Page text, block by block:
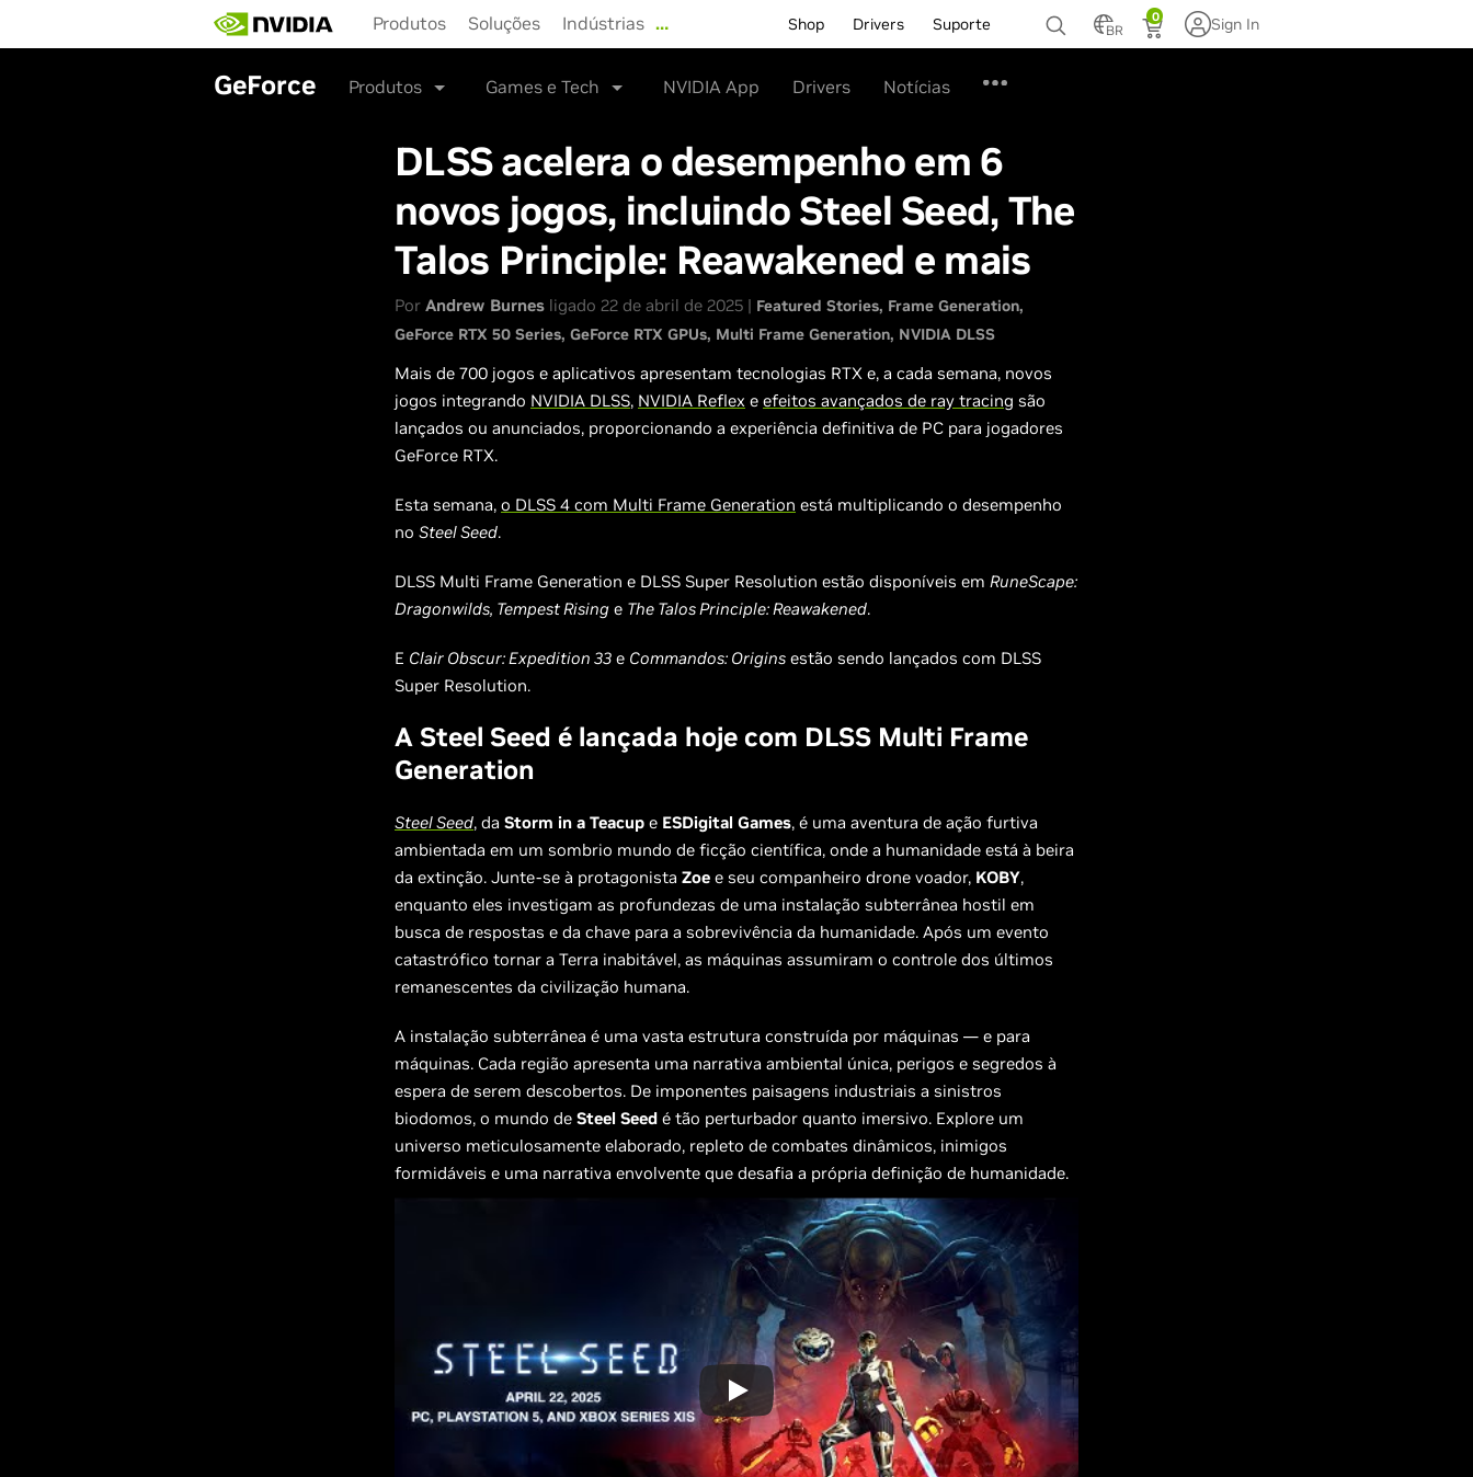
main
Produtos Soluções Indústrias … Shop Drivers Suporte BR
0 Sign In
GeForce Produtos Games e Tech NVIDIA App Drivers Notícias
DLSS acelera o desempenho em 6
novos jogos, incluindo Steel Seed, The
Talos Principle: Reawakened e mais
Por Andrew Burnes ligado 22 de abril de 2025 | Featured Stories Frame Generation
GeForce RTX 50 Series GeForce RTX GPUs Multi Frame Generation NVIDIA DLSS
Mais de 700 jogos e aplicativos apresentam tecnologias RTX e, a cada semana, novos
jogos integrando NVIDIA DLSS, NVIDIA Reflex e efeitos avançados de ray tracing são
lançados ou anunciados, proporcionando a experiência definitiva de PC para jogadores
GeForce RTX.
Esta semana, o DLSS 4 com Multi Frame Generation está multiplicando o desempenho
no Steel Seed.
DLSS Multi Frame Generation e DLSS Super Resolution estão disponíveis em RuneScape:
Dragonwilds, Tempest Rising e The Talos Principle: Reawakened.
E Clair Obscur: Expedition 33 e Commandos: Origins estão sendo lançados com DLSS
Super Resolution.
A Steel Seed é lançada hoje com DLSS Multi Frame
Generation
Steel Seed, da Storm in a Teacup e ESDigital Games, é uma aventura de ação furtiva
ambientada em um sombrio mundo de ficção científica, onde a humanidade está à beira
da extinção. Junte-se à protagonista Zoe e seu companheiro drone voador, KOBY,
enquanto eles investigam as profundezas de uma instalação subterrânea hostil em
busca de respostas e da chave para a sobrevivência da humanidade. Após um evento
catastrófico tornar a Terra inabitável, as máquinas assumiram o controle dos últimos
remanescentes da civilização humana.
A instalação subterrânea é uma vasta estrutura construída por máquinas — e para
máquinas. Cada região apresenta uma narrativa ambiental única, perigos e segredos à
espera de serem descobertos. De imponentes paisagens industriais a sinistros
biodomos, o mundo de Steel Seed é tão perturbador quanto imersivo. Explore um
universo meticulosamente elaborado, repleto de combates dinâmicos, inimigos
formidáveis e uma narrativa envolvente que desafia a própria definição de humanidade.